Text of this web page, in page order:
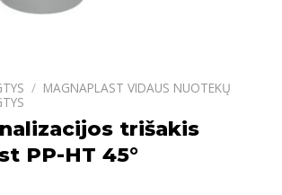
/ MAGNAPLAST VIDAUS NUOTEKŲ
trišakis
PP-HT 45°